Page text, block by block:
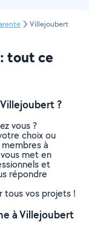
Villejoubert
tout ce
?
vous ?
choix ou
à
met en
et
répondre
tous vos projets !
à Villejoubert